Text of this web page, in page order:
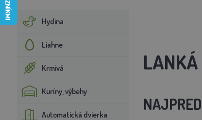
Hydina
Liahne
Krmivá
Kuríny, výbehy
Automatická dvierka
LANKÁ